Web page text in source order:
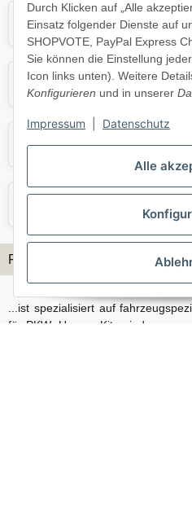
Alle
Durch Klicken auf „Alle
Einsatz folgender Dienste auf
SHOPVOTE, PayPal Express
Sie können die Einstellung
Icon links unten). Weitere
Konfigurieren und in unserer
Impressum Datenschutz
Mercedes
Opel
Skoda
Flex-Hydraulik...
...ist spezialisiert auf
für PKW. Unsere Kits sind